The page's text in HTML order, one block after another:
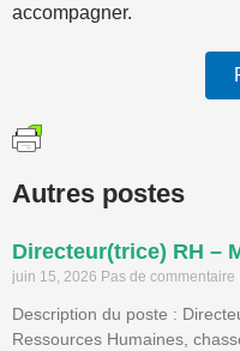
accompagner.
Autres postes
Directeur(trice) RH –
juin 15, 2026 Pas de commentaire
Description du poste :
Ressources Humaines,